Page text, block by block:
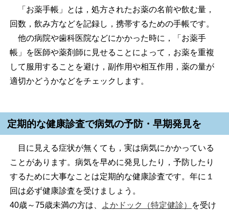
「お薬手帳」とは，処方されたお薬の名前や飲む量，
回数，飲み方などを記録し，携帯するための手帳です。
他の病院や歯科医院などにかかった時に，「お薬手
帳」を医師や薬剤師に見せることによって，お薬を重複
して服用することを避け，副作用や相互作用，薬の量が
適切かどうかなどをチェックします。
定期的な健康診査で病気の予防・早期発見を
目に見える症状が無くても，実は病気にかかっている
ことがあります。病気を早めに発見したり，予防したり
するために大事なことは定期的な健康診査です。年に１
回は必ず健康診査を受けましょう。
40歳～75歳未満の方は、
よかドック（特定健診）
を受け